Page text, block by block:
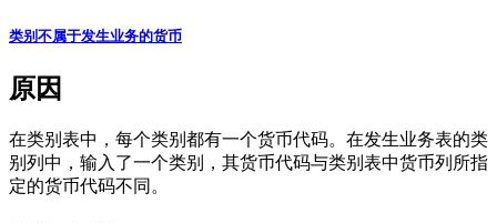
类别不属于发生业务的货币
原因
在类别表中，每个类别都有一个货币代码。在发生业务表的类
别列中，输入了一个类别，其货币代码与类别表中货币列所指
定的货币代码不同。